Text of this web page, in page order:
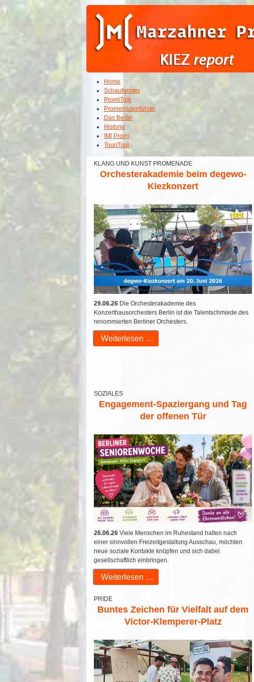
Kopfzeile
Home
Schaufenster
PromiTalk
Promenadenführer
Das Beste
Historie
]M[ PromI
TouriTour
KLANG UND KUNST PROMENADE
Orchesterakademie beim degewo-
Kiezkonzert
29.06.26 Die Orchesterakademie des
Konzerthausorchesters Berlin ist die Talentschmiede des
renommierten Berliner Orchesters.
Weiterlesen …
SOZIALES
Engagement-Spaziergang und Tag
der offenen Tür
26.06.26 Viele Menschen im Ruhestand halten nach
einer sinnvollen Freizeitgestaltung Ausschau, möchten
neue soziale Kontakte knüpfen und sich dabei
gesellschaftlich einbringen.
Weiterlesen …
PRIDE
Buntes Zeichen für Vielfalt auf dem
Victor-Klemperer-Platz